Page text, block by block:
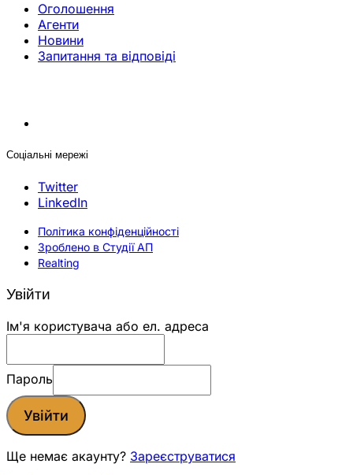
Оголошення
Агенти
Новини
Запитання та відповіді
Соціальні мережі
Twitter
LinkedIn
Політика конфіденційності
Зроблено в Студії АП
Realting
Увійти
Ім'я користувача або ел. адреса
Пароль
Увійти
Ще немає акаунту? Зареєструватися